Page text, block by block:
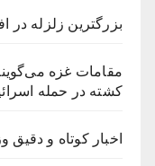
بزرگترین زلزله در
کشته در حمله
اخبار کوتاه و